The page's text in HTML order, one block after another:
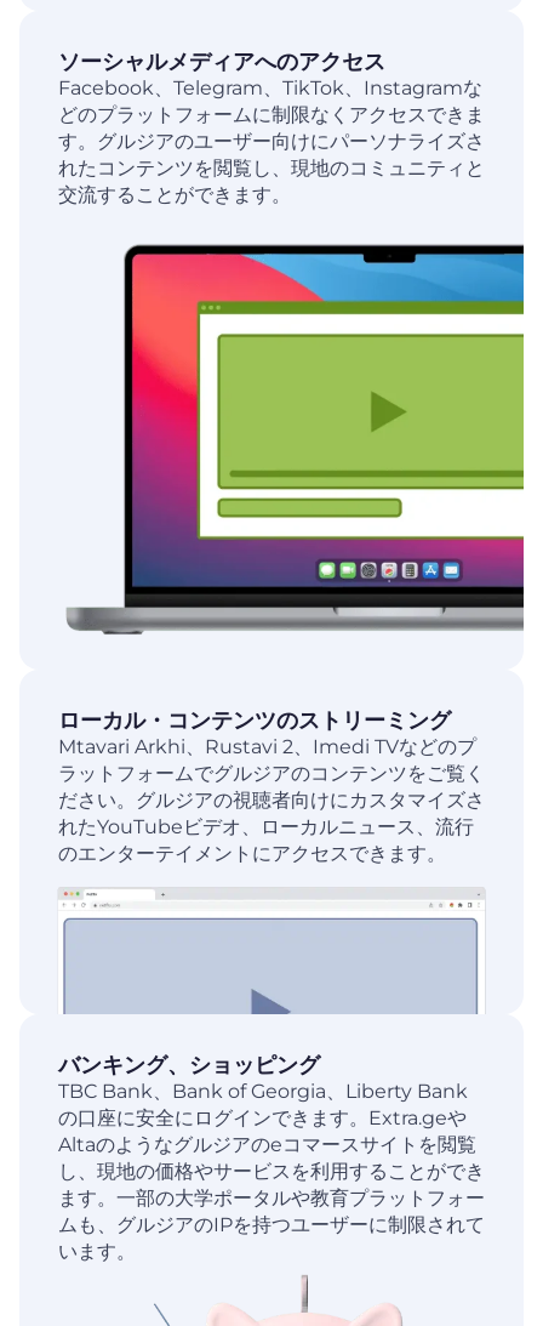
ソーシャルメディアへのアクセス
Facebook、Telegram、TikTok、Instagramな
どのプラットフォームに制限なくアクセスできま
す。グルジアのユーザー向けにパーソナライズさ
れたコンテンツを閲覧し、現地のコミュニティと
交流することができます。
ローカル・コンテンツのストリーミング
Mtavari Arkhi、Rustavi 2、Imedi TVなどのプ
ラットフォームでグルジアのコンテンツをご覧く
ださい。グルジアの視聴者向けにカスタマイズさ
れたYouTubeビデオ、ローカルニュース、流行
のエンターテイメントにアクセスできます。
バンキング、ショッピング
TBC Bank、Bank of Georgia、Liberty Bank
の口座に安全にログインできます。Extra.geや
Altaのようなグルジアのeコマースサイトを閲覧
し、現地の価格やサービスを利用することができ
ます。一部の大学ポータルや教育プラットフォー
ムも、グルジアのIPを持つユーザーに制限されて
います。